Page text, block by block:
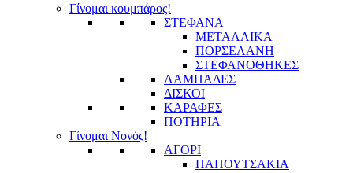
Γίνομαι κουμπάρος!
ΣΤΕΦΑΝΑ
ΜΕΤΑΛΛΙΚΑ
ΠΟΡΣΕΛΑΝΗ
ΣΤΕΦΑΝΟΘΗΚΕΣ
ΛΑΜΠΑΔΕΣ
ΔΙΣΚΟΙ
ΚΑΡΑΦΕΣ
ΠΟΤΗΡΙΑ
Γίνομαι Νονός!
ΑΓΟΡΙ
ΠΑΠΟΥΤΣΑΚΙΑ